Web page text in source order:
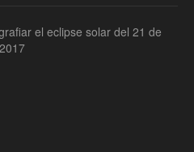
el eclipse solar del 21 de